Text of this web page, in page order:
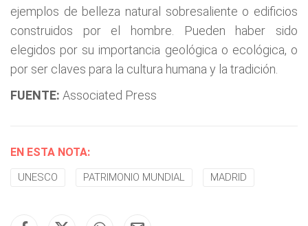
ejemplos de belleza natural sobresaliente o edificios
construidos por el hombre. Pueden haber sido
elegidos por su importancia geológica o ecológica, o
por ser claves para la cultura humana y la tradición.
FUENTE: Associated Press
EN ESTA NOTA:
UNESCO PATRIMONIO MUNDIAL MADRID